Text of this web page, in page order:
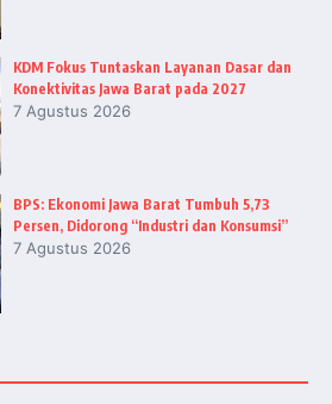
KDM Fokus Tuntaskan Layanan Dasar dan
Konektivitas Jawa Barat pada 2027
7 Agustus 2026
BPS: Ekonomi Jawa Barat Tumbuh 5,73
Persen, Didorong “Industri dan Konsumsi”
7 Agustus 2026